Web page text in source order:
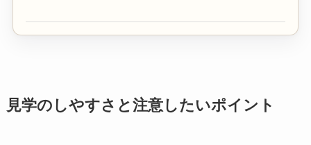
見学のしやすさと注意したいポイント